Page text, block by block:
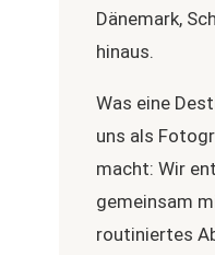
Dänemark,
hinaus.
Was eine
uns als
macht: Wir
gemeinsam
routiniertes